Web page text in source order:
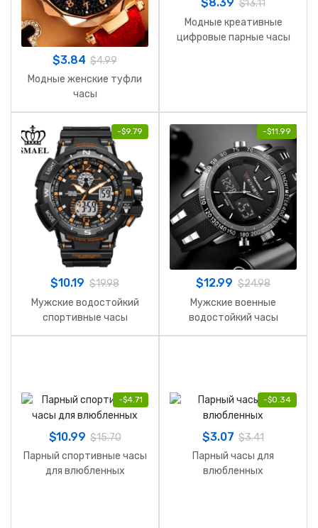
$3.84 $4.99
Модные женские туфли
часы
$13.11
Модные креативные
цифровые парные часы
-$9.79
$10.19 $19.98
Мужские водостойкий
спортивные часы
-$11.99
$12.99 $24.98
Мужские военные
водостойкий часы
-$4.71
$10.99 $15.70
Парный спортивные часы
для влюбленных
-$0.34
$3.07 $3.41
Парный часы для
влюбленных